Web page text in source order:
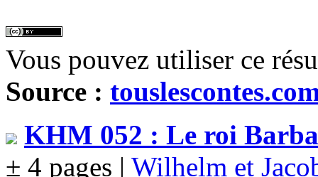
Vous pouvez utiliser ce
Source :
KHM 052 : Le roi
± 4 pages | Wilhelm et